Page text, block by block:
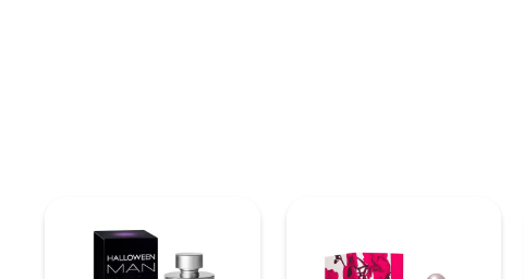
mascara pestañas